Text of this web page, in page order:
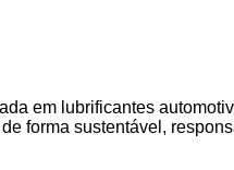
em lubrificantes
forma sustentável,